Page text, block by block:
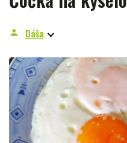
person Dáša